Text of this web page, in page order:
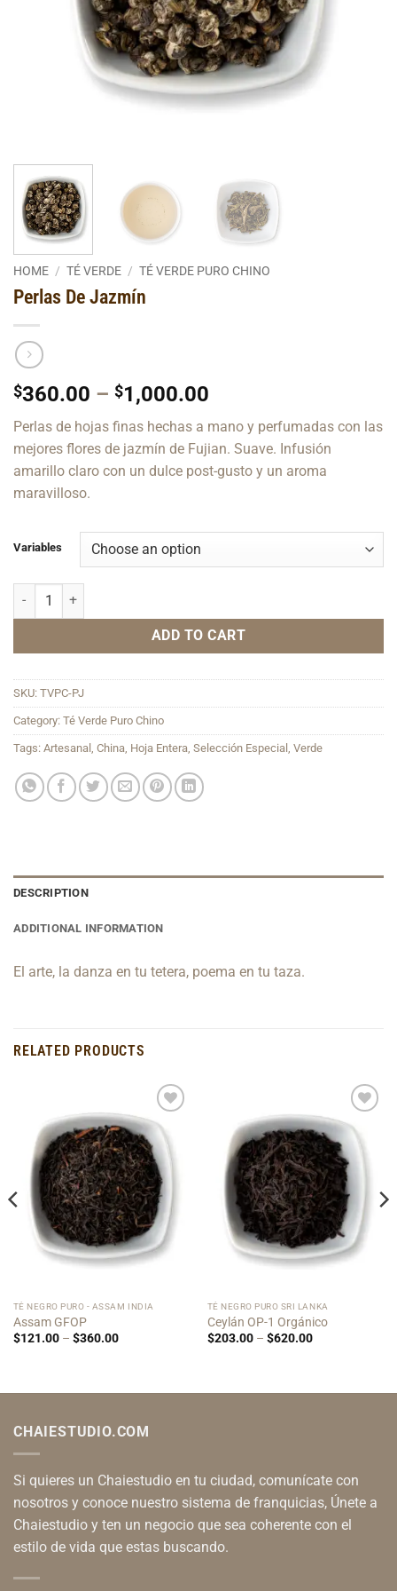
HOME / TÉ VERDE / TÉ VERDE PURO CHINO
Perlas De Jazmín
$360.00 – $1,000.00
$360.00
through
$1,000.00
Perlas de hojas finas hechas a mano y perfumadas con las
mejores flores de jazmín de Fujian. Suave. Infusión
amarillo claro con un dulce post-gusto y un aroma
maravilloso.
Variables
Perlas De Jazmín quantity
ADD TO CART
SKU: TVPC-PJ
Category: Té Verde Puro Chino
Tags: Artesanal China Hoja Entera Selección Especial Verde
DESCRIPTION
ADDITIONAL INFORMATION
El arte, la danza en tu tetera, poema en tu taza.
RELATED PRODUCTS
Add to
Wishlist
TÉ NEGRO PURO - ASSAM INDIA
Assam GFOP
$121.00 – $360.00Price
Add to
Wishlist
TÉ NEGRO PURO SRI LANKA
Ceylán OP-1 Orgánico
$203.00 – $620.00Price
CHAIESTUDIO.COM
Si quieres un Chaiestudio en tu ciudad, comunícate con
nosotros y conoce nuestro sistema de franquicias, Únete a
Chaiestudio y ten un negocio que sea coherente con el
estilo de vida que estas buscando.